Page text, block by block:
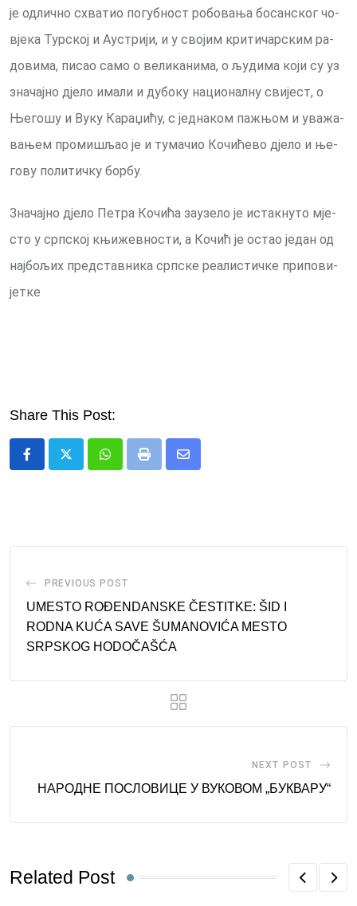
је од­лич­но схва­тио по­губ­ност ро­бо­ва­ња бо­сан­ског чо­
вје­ка Тур­ској и Аустри­ји, и у сво­јим кри­тичарским ра­
до­ви­ма, пи­сао са­мо о ве­ли­ка­ни­ма, о љу­ди­ма ко­ји су уз
значајно дје­ло има­ли и ду­бо­ку на­ци­о­нал­ну сви­јест, о
Ње­го­шу и Ву­ку Ка­ра­џи­ћу, с јед­на­ком па­жњом и ува­жа­
ва­њем про­ми­шљао је и ту­ма­чио Ко­чи­ће­во дје­ло и ње­
го­ву по­ли­тич­ку бор­бу.
Зна­чај­но дје­ло Пе­тра Ко­чи­ћа за­у­зе­ло је ис­так­ну­то мје­
сто у срп­ској књи­жев­но­сти, а Ко­чић је остао је­дан од
нај­бо­љих пред­став­ни­ка срп­ске ре­а­ли­стич­ке при­по­ви­
јет­ке
Share This Post:
WhatsappPrint
Share
PREVIOUS POST
UMESTO ROĐENDANSKE ČESTITKE: ŠID I
RODNA KUĆA SAVE ŠUMANOVIĆA MESTO
SRPSKOG HODOČAŠĆA
NEXT POST
НАРОДНЕ ПОСЛОВИЦЕ У ВУКОВОМ „БУКВАРУ“
Related Post